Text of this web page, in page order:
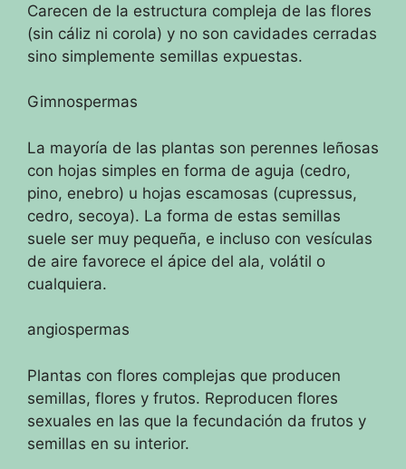
Carecen de la estructura compleja de las flores
(sin cáliz ni corola) y no son cavidades cerradas
sino simplemente semillas expuestas.
Gimnospermas
La mayoría de las plantas son perennes leñosas
con hojas simples en forma de aguja (cedro,
pino, enebro) u hojas escamosas (cupressus,
cedro, secoya). La forma de estas semillas
suele ser muy pequeña, e incluso con vesículas
de aire favorece el ápice del ala, volátil o
cualquiera.
angiospermas
Plantas con flores complejas que producen
semillas, flores y frutos. Reproducen flores
sexuales en las que la fecundación da frutos y
semillas en su interior.